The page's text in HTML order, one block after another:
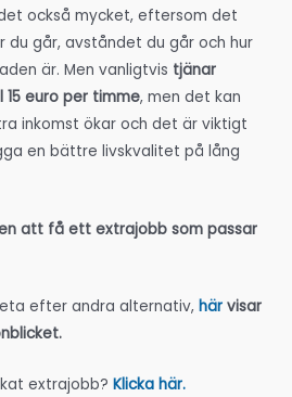
också mycket, eftersom det
du går, avståndet du går och hur
är. Men vanligtvis tjänar
15 euro per timme, men det kan
inkomst ökar och det är viktigt
en bättre livskvalitet på lång
att få ett extrajobb som passar
efter andra alternativ, här visar
extrajobb? Klicka här.